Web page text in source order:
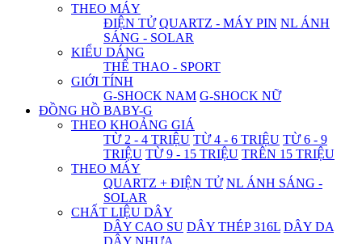
THEO MÁY
ĐIỆN TỬ QUARTZ - MÁY PIN NL ÁNH
SÁNG - SOLAR
KIỂU DÁNG
THỂ THAO - SPORT
GIỚI TÍNH
G-SHOCK NAM G-SHOCK NỮ
ĐỒNG HỒ BABY-G
THEO KHOẢNG GIÁ
TỪ 2 - 4 TRIỆU TỪ 4 - 6 TRIỆU TỪ 6 - 9
TRIỆU TỪ 9 - 15 TRIỆU TRÊN 15 TRIỆU
THEO MÁY
QUARTZ + ĐIỆN TỬ NL ÁNH SÁNG -
SOLAR
CHẤT LIỆU DÂY
DÂY CAO SU DÂY THÉP 316L DÂY DA
DÂY NHỰA